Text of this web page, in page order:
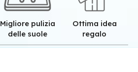
Migliore pulizia
delle suole
Ottima idea
regalo